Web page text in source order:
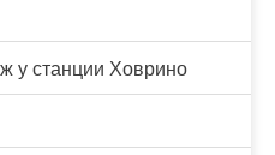
у станции Ховрино